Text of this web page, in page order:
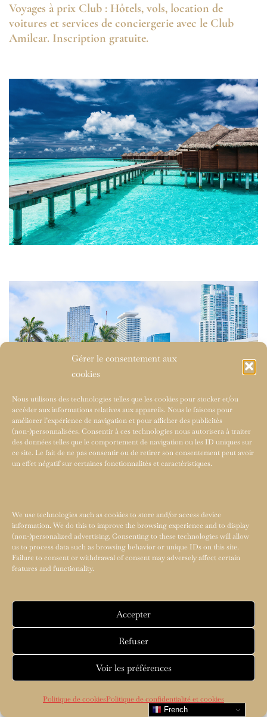
Gérer le consentement aux
cookies
Nous utilisons des technologies telles que les cookies pour stocker et/ou
accéder aux informations relatives aux appareils. Nous le faisons pour
améliorer l’expérience de navigation et pour afficher des publicités
(non-)personnalisées. Consentir à ces technologies nous autorisera à traiter
des données telles que le comportement de navigation ou les ID uniques sur
ce site. Le fait de ne pas consentir ou de retirer son consentement peut avoir
un effet négatif sur certaines fonctionnalités et caractéristiques.
We use technologies such as cookies to store and/or access device
information. We do this to improve the browsing experience and to display
(non-)personalized advertising. Consenting to these technologies will allow
us to process data such as browsing behavior or unique IDs on this site.
Failure to consent or withdrawal of consent may adversely affect certain
features and functionality.
Accepter
Refuser
Voir les préférences
Politique de cookiesPolitique de confidentialité et cookies
Voyages à prix Club : Hôtels, vols, location de
voitures et services de conciergerie avec le Club
Amilcar. Inscription gratuite.
French